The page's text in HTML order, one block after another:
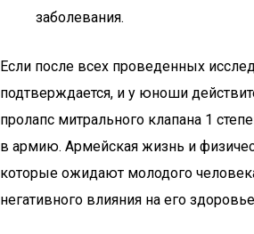
заболевания.
Если после всех проведенных
подтверждается, и у юноши
пролапс митрального клапана 1
в армию. Армейская жизнь и
которые ожидают молодого
негативного влияния на его